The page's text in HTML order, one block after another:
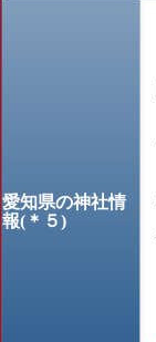
愛知県の神社情
報(＊５)